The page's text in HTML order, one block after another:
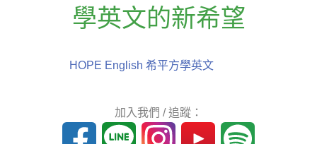
學英文的新希望
HOPE English 希平方學英文
加入我們 / 追蹤：